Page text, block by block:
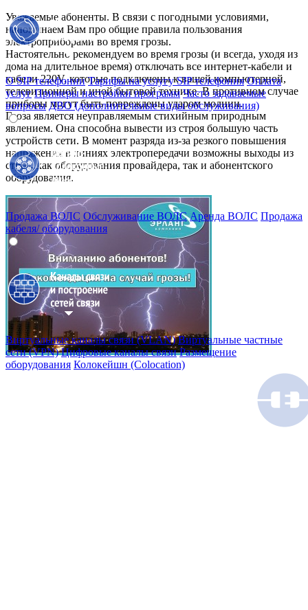
О SIP телефонии Тарифы на услугу SIP телефония Оплата
услуг Примеры настройки программ Часто задаваемые
вопросы ДВО (дополнительные виды обслуживания)
Продажа ВОЛС Обслуживание ВОЛС Аренда ВОЛС Продажа
кабеля/ оборудования
Виртуальные каналы связи (VLAN) Виртуальные частные
сети (VPN) Цифровые каналы связи Размещение
оборудования Колокейшн (Colocation)
Уважаемые абоненты. В связи с погодными условиями,
напоминаем Вам про общие правила пользования
электроприборами во время грозы.
Настоятельно рекомендуем во время грозы (и всегда, уходя из
дома на длительное время) отключать все интернет-кабели и
кабели 220V, которые подключены к вашей компьютерной,
телевизионной и иной бытовой технике. В противном случае
приборы могут быть повреждены ударом молнии.
Гроза является неуправляемым стихийным природным
явлением. Она способна вывести из строя большую часть
устройств сети. В момент разряда из-за резкого повышения
напряжения в линиях электропередачи возможны выходы из
строя, как оборудования провайдера, так и абонентского
оборудования.